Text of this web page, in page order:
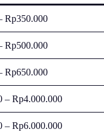
Rp350.000
Rp500.000
Rp650.000
– Rp4.000.000
– Rp6.000.000